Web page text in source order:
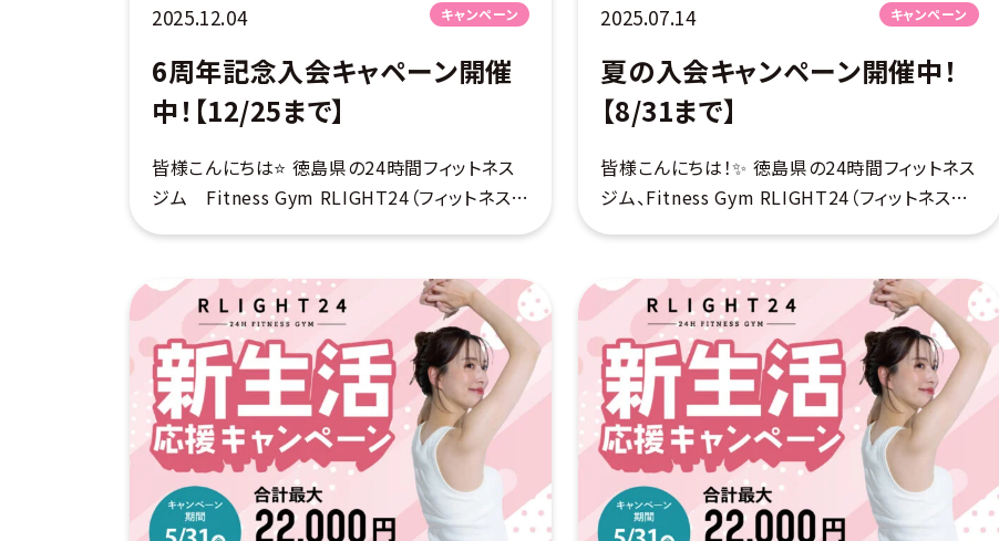
2025.12.04 キャンペーン
6周年記念入会キャペーン開催
中！【12/25まで】
皆様こんにちは⭐️ 徳島県の24時間フィットネス
ジム Fitness Gym RLIGHT24（フィットネスジ
ムライト）です♪ 12月1日をもちまして、
ました♪この4年間 […]
2025.07.14 キャンペーン
夏の入会キャンペーン開催中！
【8/31まで】
皆様こんにちは！✨ 徳島県の24時間フィットネス
ジム、Fitness Gym RLIGHT24（フィットネスジ
ムライト）です♪ これから夏本番・・・ 露出が増え
ってもお得なキャン […]